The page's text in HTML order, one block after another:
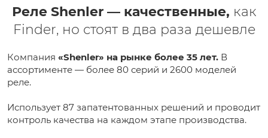
Реле Shenler — качественные, как
Finder, но стоят в два раза дешевле
Компания «Shenler» на рынке более 35 лет. В
ассортименте — более 80 серий и 2600 моделей
реле.
Использует 87 запатентованных решений и проводит
контроль качества на каждом этапе производства.